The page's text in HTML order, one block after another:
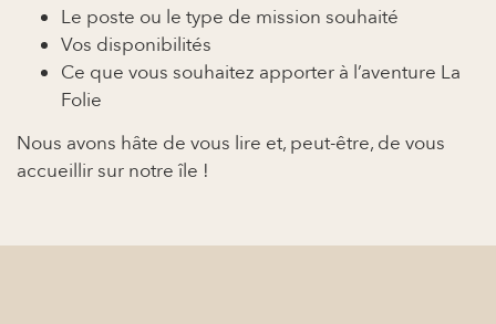
Le poste ou le type de mission souhaité
Vos disponibilités
Ce que vous souhaitez apporter à l’aventure La
Folie
Nous avons hâte de vous lire et, peut-être, de vous
accueillir sur notre île !